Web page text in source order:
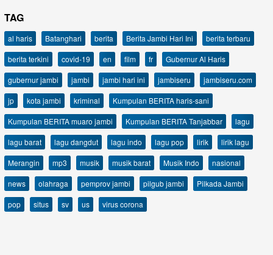
TAG
al haris Batanghari berita Berita Jambi Hari Ini
berita terbaru
berita terkini
covid-19 en film fr
Gubernur Al Haris
gubernur jambi
jambi jambi hari ini jambiseru
jambiseru.com
jp
kota jambi kriminal
Kumpulan BERITA haris-sani
Kumpulan BERITA muaro jambi
Kumpulan BERITA Tanjabbar
lagu
lagu barat
lagu dangdut lagu indo lagu pop lirik
lirik lagu
Merangin
mp3 musik musik barat Musik Indo
nasional
news
olahraga pemprov jambi pilgub jambi
Pilkada Jambi
pop
situs sv us virus corona